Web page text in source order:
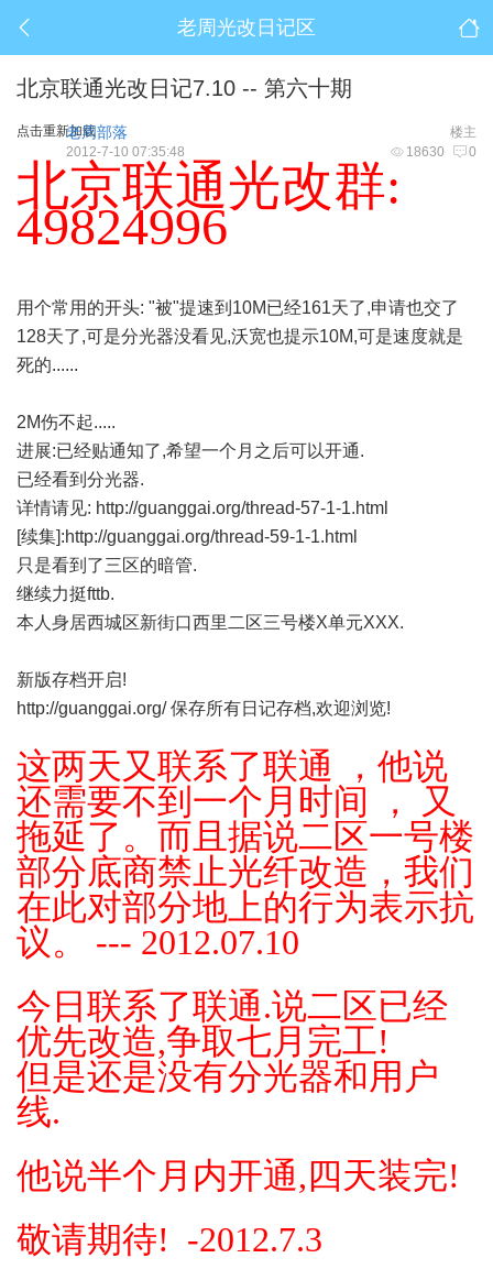
老周光改日记区
北京联通光改日记7.10 -- 第六十期
点击重新加载 楼主
老周部落
18630 0
2012-7-10 07:35:48
北京联通光改群:
49824996
用个常用的开头: "被"提速到10M已经161天了,申请也交了
128天了,可是分光器没看见,沃宽也提示10M,可是速度就是
死的......
2M伤不起.....
进展:已经贴通知了,希望一个月之后可以开通.
已经看到分光器.
详情请见: http://guanggai.org/thread-57-1-1.html
[续集]:http://guanggai.org/thread-59-1-1.html
只是看到了三区的暗管.
继续力挺fttb.
本人身居西城区新街口西里二区三号楼X单元XXX.
新版存档开启!
http://guanggai.org/保存所有日记存档,欢迎浏览!
这两天又联系了联通 ，他说
还需要不到一个月时间 ， 又
拖延了。而且据说二区一号楼
部分底商禁止光纤改造，我们
在此对部分地上的行为表示抗
议。 --- 2012.07.10
今日联系了联通.说二区已经
优先改造,争取七月完工!
但是还是没有分光器和用户
线.
他说半个月内开通,四天装完!
敬请期待! -2012.7.3